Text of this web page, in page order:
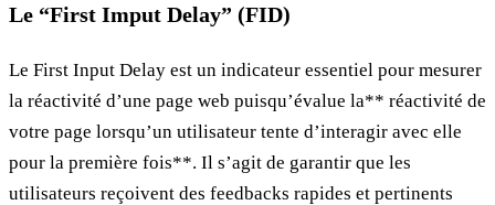
Le “First Imput Delay” (FID)
Le First Input Delay est un indicateur essentiel pour mesurer
la réactivité d’une page web puisqu’évalue la** réactivité de
votre page lorsqu’un utilisateur tente d’interagir avec elle
pour la première fois**. Il s’agit de garantir que les
utilisateurs reçoivent des feedbacks rapides et pertinents